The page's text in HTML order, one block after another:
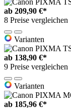
ab 209,90 €*
8 Preise vergleichen
Varianten
ab 138,90 €*
9 Preise vergleichen
Varianten
ab 185,96 €*